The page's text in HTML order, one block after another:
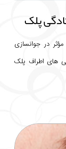
پلک
در جوانسازی
های اطراف پلک